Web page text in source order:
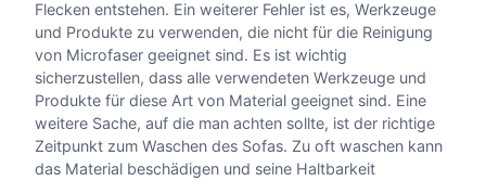
Flecken entstehen. Ein weiterer Fehler ist es, Werkzeuge
und Produkte zu verwenden, die nicht für die Reinigung
von Microfaser geeignet sind. Es ist wichtig
sicherzustellen, dass alle verwendeten Werkzeuge und
Produkte für diese Art von Material geeignet sind. Eine
weitere Sache, auf die man achten sollte, ist der richtige
Zeitpunkt zum Waschen des Sofas. Zu oft waschen kann
das Material beschädigen und seine Haltbarkeit